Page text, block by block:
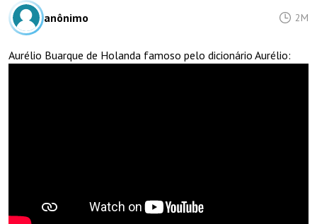
anônimo 2M
Aurélio Buarque de Holanda famoso pelo dicionário Aurélio: